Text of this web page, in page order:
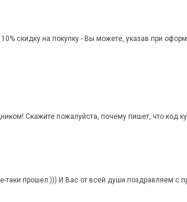
скидку на покупку - Вы можете, указав при
Скажите пожалуйста, почему пишет, что код
таки прошел:))) И Вас от всей души поздравляем с